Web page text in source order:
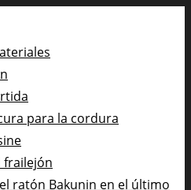
para la cordura
frailejón
ratón Bakunin en el último